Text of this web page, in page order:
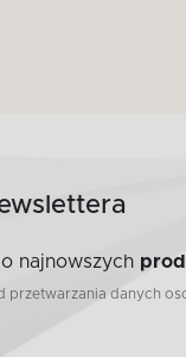
najnowszych
przetwarzania danych